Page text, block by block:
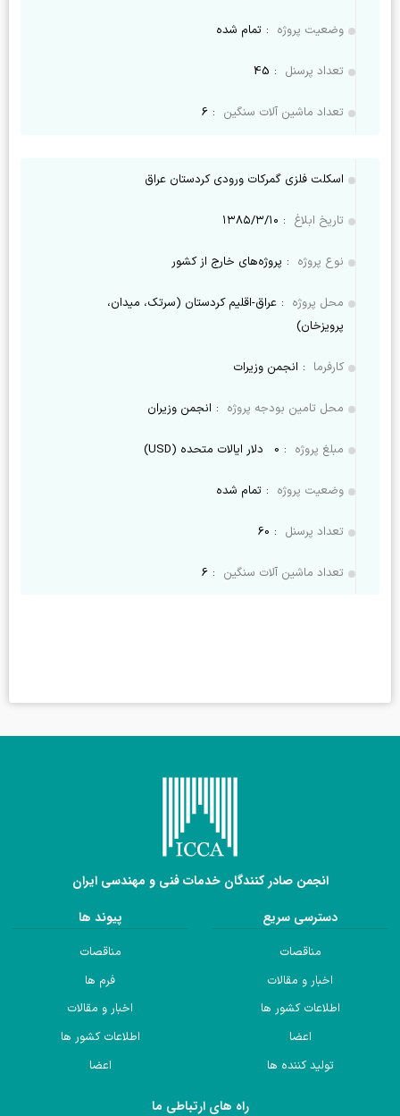
وضعیت پروژه : تمام شده
تعداد پرسنل :
45
تعداد ماشین آلات سنگین :
6
اسکلت فلزی گمرکات ورودی کردستان عراق
تاریخ ابلاغ : ۱۳۸۵/۳/۱۰
نوع پروژه : پروژه‌های خارج از کشور
محل پروژه : عراق-اقلیم کردستان (سرتک، میدان،
پرویزخان)
کارفرما : انجمن وزیرات
محل تامین بودجه پروژه : انجمن وزیران
مبلغ پروژه :
0 دلار ایالات متحده (USD)
وضعیت پروژه : تمام شده
تعداد پرسنل :
60
تعداد ماشین آلات سنگین :
6
انجمن صادر کنندگان خدمات فنی و مهندسی ایران
دسترسی سریع
مناقصات
اخبار و مقالات
اطلاعات کشور ها
اعضا
تولید کننده ها
پیوند ها
مناقصات
فرم ها
اخبار و مقالات
اطلاعات کشور ها
اعضا
راه های ارتباطی ما